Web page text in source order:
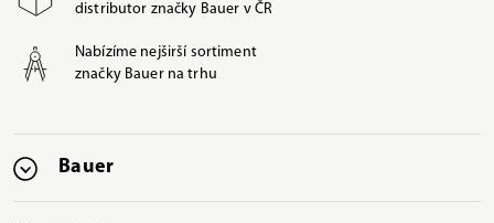
distributor značky Bauer v ČR
Nabízíme nejširší sortiment
značky Bauer na trhu
Bauer